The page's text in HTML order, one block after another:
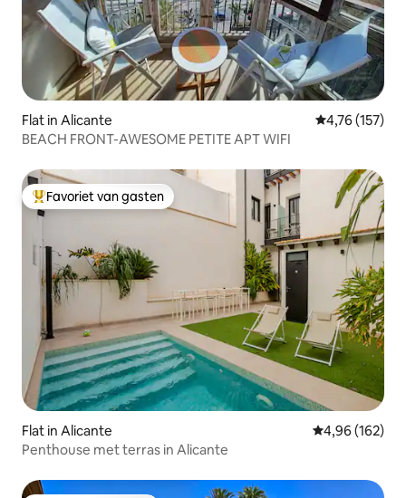
Flat in Alicante Gemiddelde
4,76 (157)
BEACH FRONT-AWESOME PETITE APT WIFI
Topfavoriet van gasten
Favoriet van gasten
Flat in Alicante Gemiddelde
4,96 (162)
Penthouse met terras in Alicante